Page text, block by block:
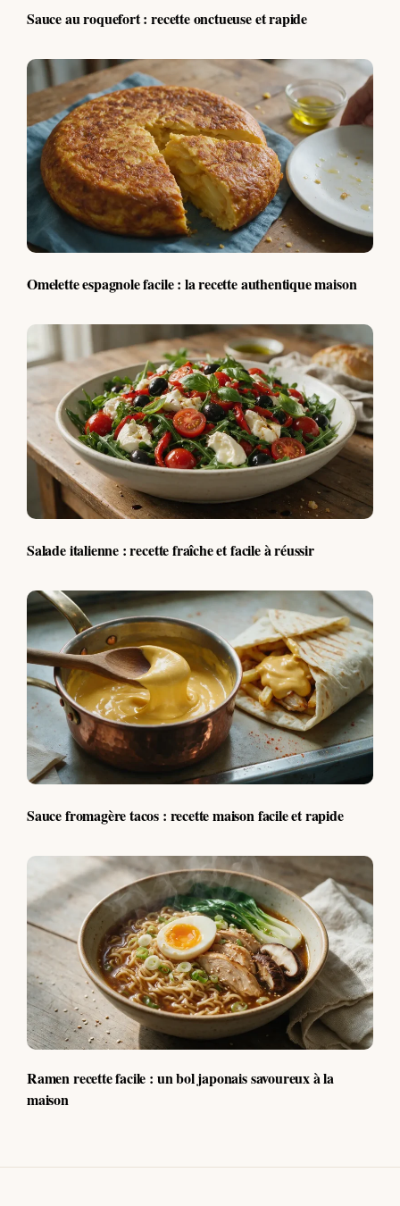
Sauce au roquefort : recette onctueuse et rapide
Omelette espagnole facile : la recette authentique maison
Salade italienne : recette fraîche et facile à réussir
Sauce fromagère tacos : recette maison facile et rapide
Ramen recette facile : un bol japonais savoureux à la
maison